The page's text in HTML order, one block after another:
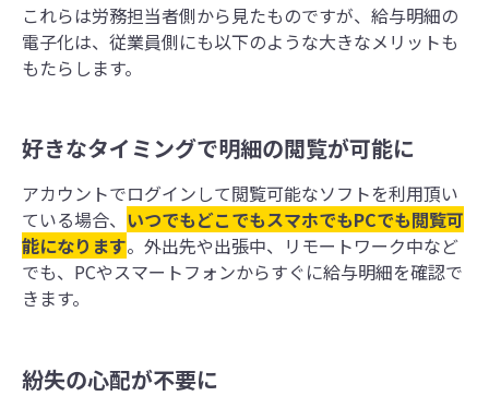
これらは労務担当者側から見たものですが、給与明細の
電子化は、従業員側にも以下のような大きなメリットも
もたらします。
好きなタイミングで明細の閲覧が可能に
アカウントでログインして閲覧可能なソフトを利用頂い
ている場合、 いつでもどこでもスマホでもPCでも閲覧可
能になります。外出先や出張中、リモートワーク中など
でも、PCやスマートフォンからすぐに給与明細を確認で
きます。
紛失の心配が不要に